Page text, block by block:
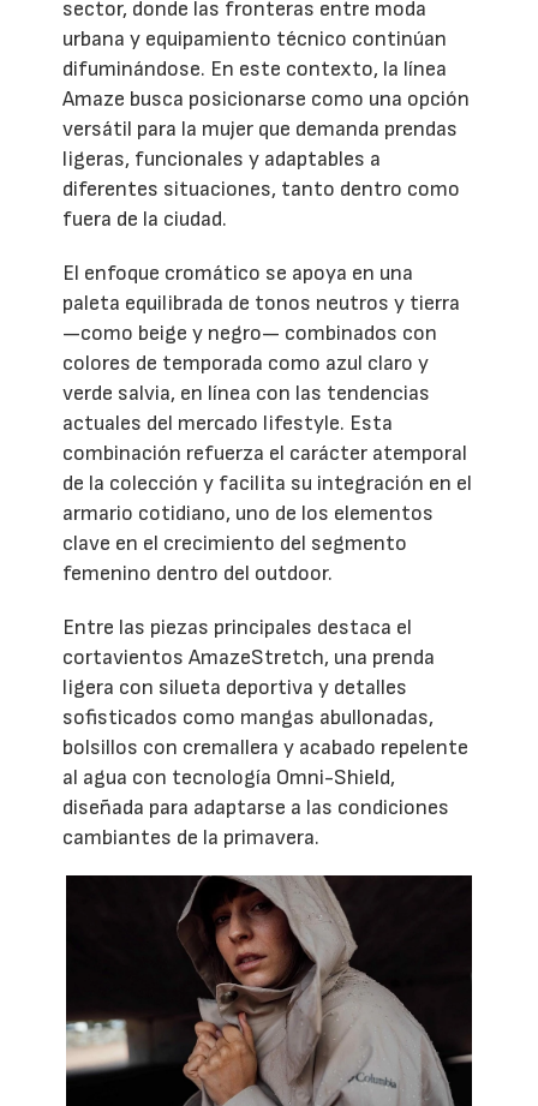
sector, donde las fronteras entre moda
urbana y equipamiento técnico continúan
difuminándose. En este contexto, la línea
Amaze busca posicionarse como una opción
versátil para la mujer que demanda prendas
ligeras, funcionales y adaptables a
diferentes situaciones, tanto dentro como
fuera de la ciudad.
El enfoque cromático se apoya en una
paleta equilibrada de tonos neutros y tierra
—como beige y negro— combinados con
colores de temporada como azul claro y
verde salvia, en línea con las tendencias
actuales del mercado lifestyle. Esta
combinación refuerza el carácter atemporal
de la colección y facilita su integración en el
armario cotidiano, uno de los elementos
clave en el crecimiento del segmento
femenino dentro del outdoor.
Entre las piezas principales destaca el
cortavientos AmazeStretch, una prenda
ligera con silueta deportiva y detalles
sofisticados como mangas abullonadas,
bolsillos con cremallera y acabado repelente
al agua con tecnología Omni-Shield,
diseñada para adaptarse a las condiciones
cambiantes de la primavera.